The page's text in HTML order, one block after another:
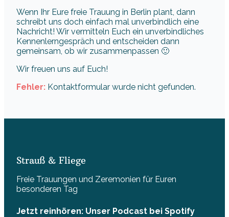
Wenn Ihr Eure freie Trauung in Berlin plant, dann
schreibt uns doch einfach mal unverbindlich eine
Nachricht! Wir vermitteln Euch ein unverbindliches
Kennenlerngespräch und entscheiden dann
gemeinsam, ob wir zusammenpassen 🙂
Wir freuen uns auf Euch!
Fehler: Kontaktformular wurde nicht gefunden.
Strauß & Fliege
Freie Trauungen und Zeremonien für Euren
besonderen Tag
Jetzt reinhören: Unser Podcast bei Spotify